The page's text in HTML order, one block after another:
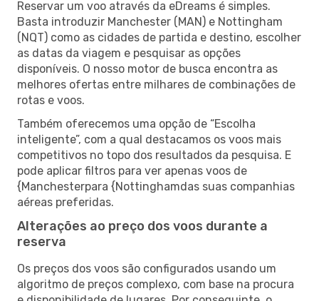
Reservar um voo através da eDreams é simples.
Basta introduzir Manchester (MAN) e Nottingham
(NQT) como as cidades de partida e destino, escolher
as datas da viagem e pesquisar as opções
disponíveis. O nosso motor de busca encontra as
melhores ofertas entre milhares de combinações de
rotas e voos.
Também oferecemos uma opção de “Escolha
inteligente”, com a qual destacamos os voos mais
competitivos no topo dos resultados da pesquisa. E
pode aplicar filtros para ver apenas voos de
{Manchesterpara {Nottinghamdas suas companhias
aéreas preferidas.
Alterações ao preço dos voos durante a
reserva
Os preços dos voos são configurados usando um
algoritmo de preços complexo, com base na procura